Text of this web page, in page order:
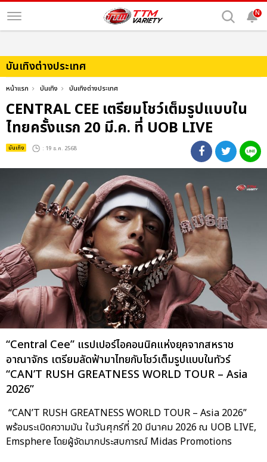
N
บันเทิงต่างประเทศ
หน้าแรก บันเทิง บันเทิงต่างประเทศ
CENTRAL CEE เตรียมโชว์เต็มรูปแบบใน
ไทยครั้งแรก 20 มี.ค. ที่ UOB LIVE
บันเทิง : 19 ธ.ค. 2568
“Central Cee” แรปเปอร์ไอคอนนิคแห่งยุคจากสหราช
อาณาจักร เตรียมลัดฟ้ามาไทยกับโชว์เต็มรูปแบบในทัวร์
“CAN’T RUSH GREATNESS WORLD TOUR – Asia
2026”
“CAN’T RUSH GREATNESS WORLD TOUR – Asia 2026”
พร้อมระเบิดความมัน ในวันศุกร์ที่ 20 มีนาคม 2026 ณ UOB LIVE,
Emsphere โดยผู้จัดมากประสบการณ์ Midas Promotions